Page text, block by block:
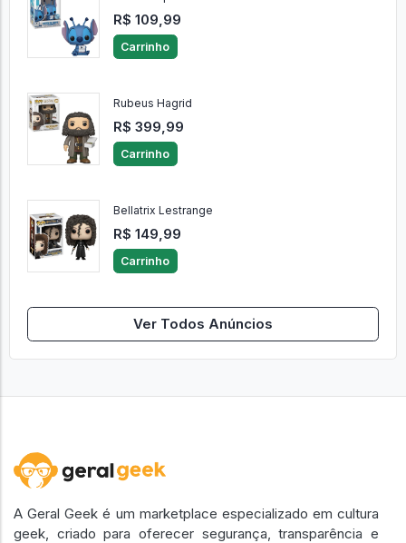
R$ 109,99
Carrinho
Rubeus Hagrid
R$ 399,99
Carrinho
Bellatrix Lestrange
R$ 149,99
Carrinho
Ver Todos Anúncios
A Geral Geek é um marketplace especializado em cultura
geek, criado para oferecer segurança, transparência e